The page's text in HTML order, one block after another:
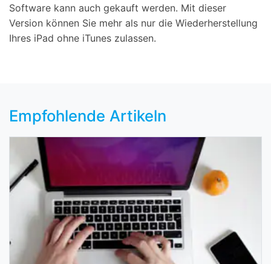
Software kann auch gekauft werden. Mit dieser
Version können Sie mehr als nur die Wiederherstellung
Ihres iPad ohne iTunes zulassen.
Empfohlende Artikeln